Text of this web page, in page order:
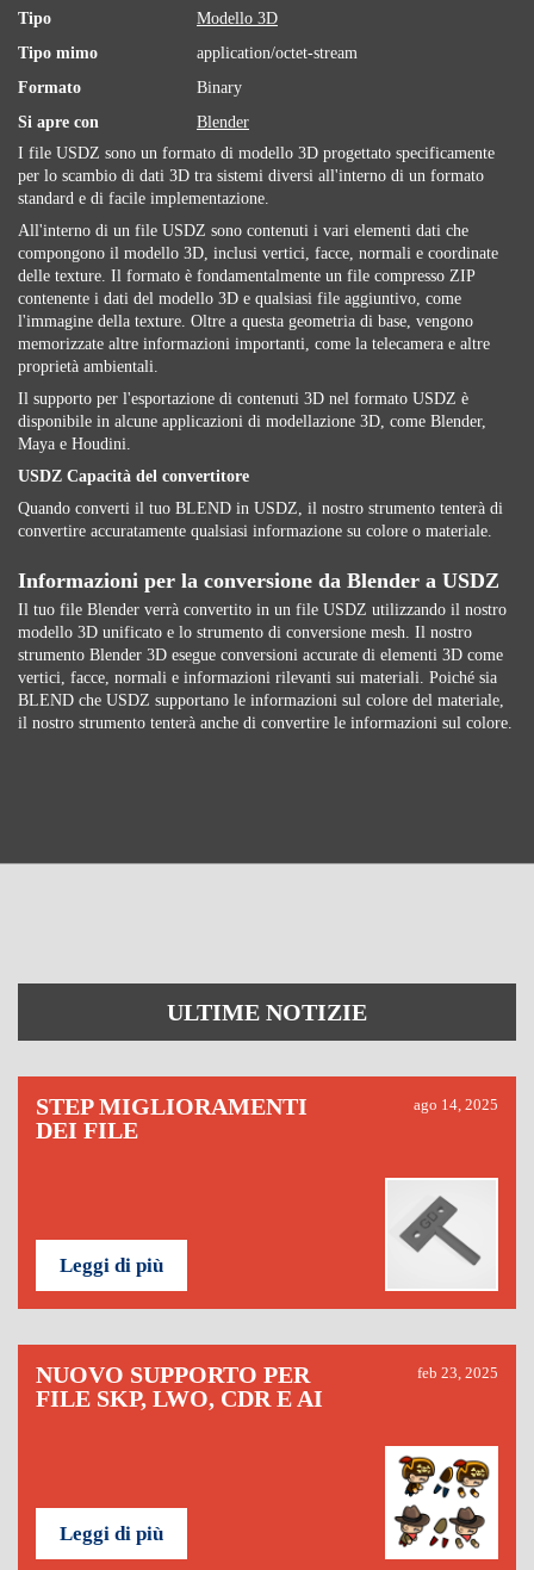
Tipo
Modello 3D
Tipo mimo
application/octet-stream
Formato
Binary
Si apre con
Blender
I file USDZ sono un formato di modello 3D progettato specificamente
per lo scambio di dati 3D tra sistemi diversi all'interno di un formato
standard e di facile implementazione.
All'interno di un file USDZ sono contenuti i vari elementi dati che
compongono il modello 3D, inclusi vertici, facce, normali e coordinate
delle texture. Il formato è fondamentalmente un file compresso ZIP
contenente i dati del modello 3D e qualsiasi file aggiuntivo, come
l'immagine della texture. Oltre a questa geometria di base, vengono
memorizzate altre informazioni importanti, come la telecamera e altre
proprietà ambientali.
Il supporto per l'esportazione di contenuti 3D nel formato USDZ è
disponibile in alcune applicazioni di modellazione 3D, come Blender,
Maya e Houdini.
USDZ Capacità del convertitore
Quando converti il ​​tuo BLEND in USDZ, il nostro strumento tenterà di
convertire accuratamente qualsiasi informazione su colore o materiale.
Informazioni per la conversione da Blender a USDZ
Il tuo file Blender verrà convertito in un file USDZ utilizzando il nostro
modello 3D unificato e lo strumento di conversione mesh. Il nostro
strumento Blender 3D esegue conversioni accurate di elementi 3D come
vertici, facce, normali e informazioni rilevanti sui materiali. Poiché sia ​​
BLEND che USDZ supportano le informazioni sul colore del materiale,
il nostro strumento tenterà anche di convertire le informazioni sul colore.
ULTIME NOTIZIE
STEP MIGLIORAMENTI
DEI FILE
ago 14, 2025
Leggi di più
NUOVO SUPPORTO PER
FILE SKP, LWO, CDR E AI
feb 23, 2025
Leggi di più